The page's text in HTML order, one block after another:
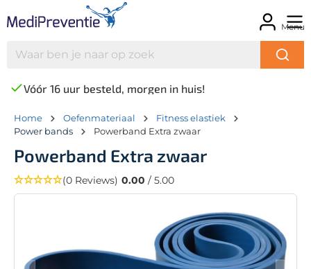
Menu
Vóór 16 uur besteld, morgen in huis!
Home Oefenmateriaal
Fitness elastiek
Power bands
Powerband Extra zwaar
Powerband Extra zwaar
(0 Reviews) 0.00 / 5.00